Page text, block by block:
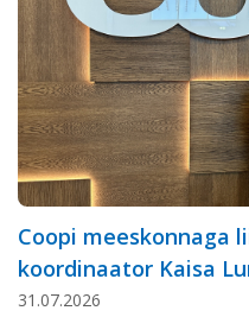
Coopi meeskonnaga
koordinaator Kaisa
31.07.2026